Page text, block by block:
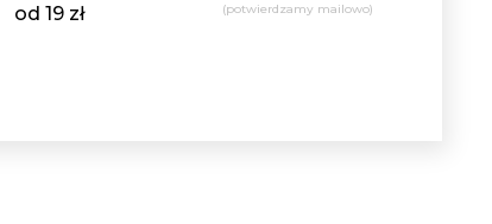
od 19 zł
(potwierdzamy mailowo)